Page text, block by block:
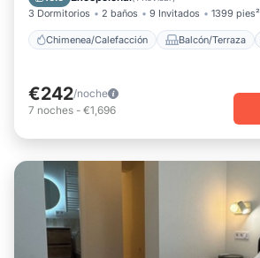
3 Dormitorios 2 baños 9 Invitados 1399 pies²
Chimenea/Calefacción Balcón/Terraza
€242/noche
7 noches - €1,696